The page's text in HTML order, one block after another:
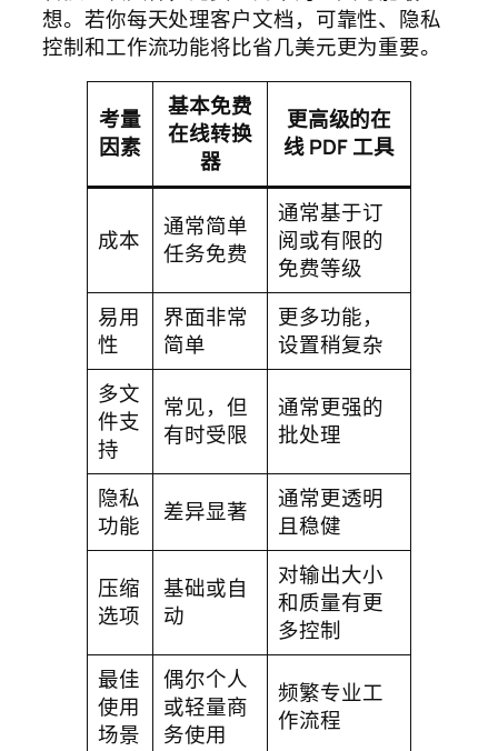
想。若你每天处理客户文档，可靠性、隐私
控制和工作流功能将比省几美元更为重要。
考量
因素
基本免费
在线转换
器
更高级的在
线 PDF 工具
成本
通常简单
任务免费
通常基于订
阅或有限的
免费等级
易用
性
界面非常
简单
更多功能，
设置稍复杂
多文
件支
持
常见，但
有时受限
通常更强的
批处理
隐私
功能
差异显著
通常更透明
且稳健
压缩
选项
基础或自
动
对输出大小
和质量有更
多控制
最佳
使用
场景
偶尔个人
或轻量商
务使用
频繁专业工
作流程